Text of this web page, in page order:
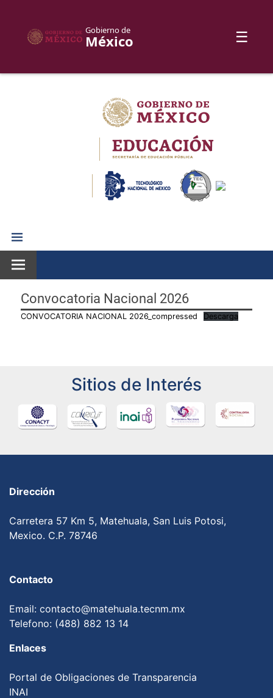
Gobierno de
México ☰
Convocatoria Nacional 2026
CONVOCATORIA NACIONAL 2026_compressed Descarga
Sitios de Interés
Dirección
Carretera 57 Km 5, Matehuala, San Luis Potosi,
Mexico. C.P. 78746
Contacto
Email: contacto@matehuala.tecnm.mx
Telefono: (488) 882 13 14
Enlaces
Portal de Obligaciones de Transparencia
INAI